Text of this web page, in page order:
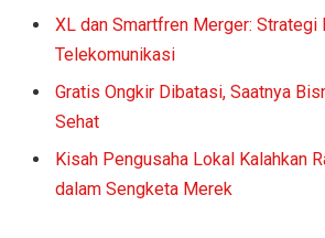
XL dan Smartfren Merger: Strategi
Telekomunikasi
Gratis Ongkir Dibatasi, Saatnya
Sehat
Kisah Pengusaha Lokal Kalahkan
dalam Sengketa Merek